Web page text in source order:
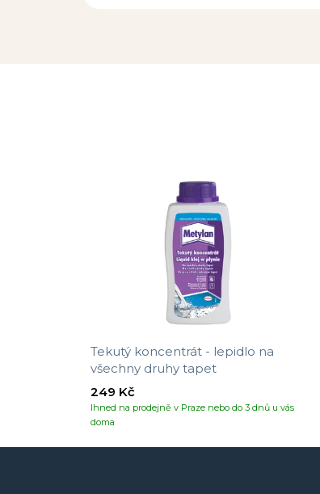
Tekutý koncentrát - lepidlo na
všechny druhy tapet
Ihned na prodejně v Praze nebo do 3 dnů u vás
doma
249 Kč